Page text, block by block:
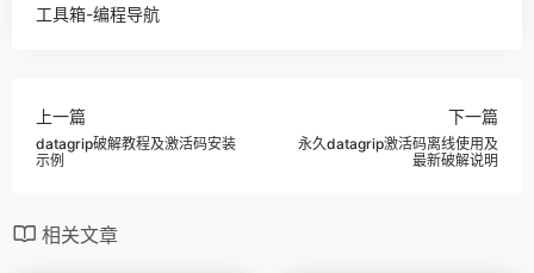
工具箱-编程导航
上一篇
datagrip破解教程及激活码安装
示例
下一篇
永久datagrip激活码离线使用及
最新破解说明
相关文章